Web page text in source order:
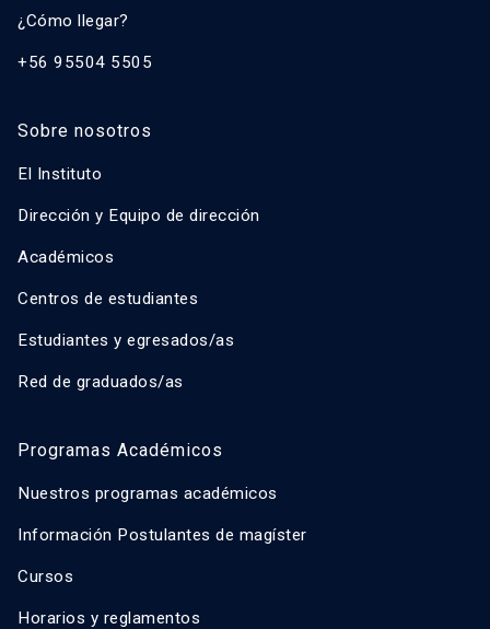
¿Cómo llegar?
+56 95504 5505
Sobre nosotros
El Instituto
Dirección y Equipo de dirección
Académicos
Centros de estudiantes
Estudiantes y egresados/as
Red de graduados/as
Programas Académicos
Nuestros programas académicos
Información Postulantes de magíster
Cursos
Horarios y reglamentos